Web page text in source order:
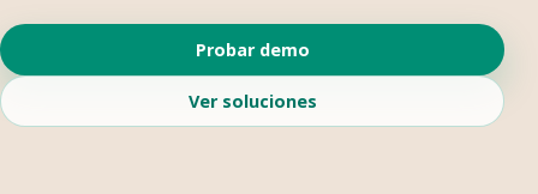
Probar demo
Ver soluciones